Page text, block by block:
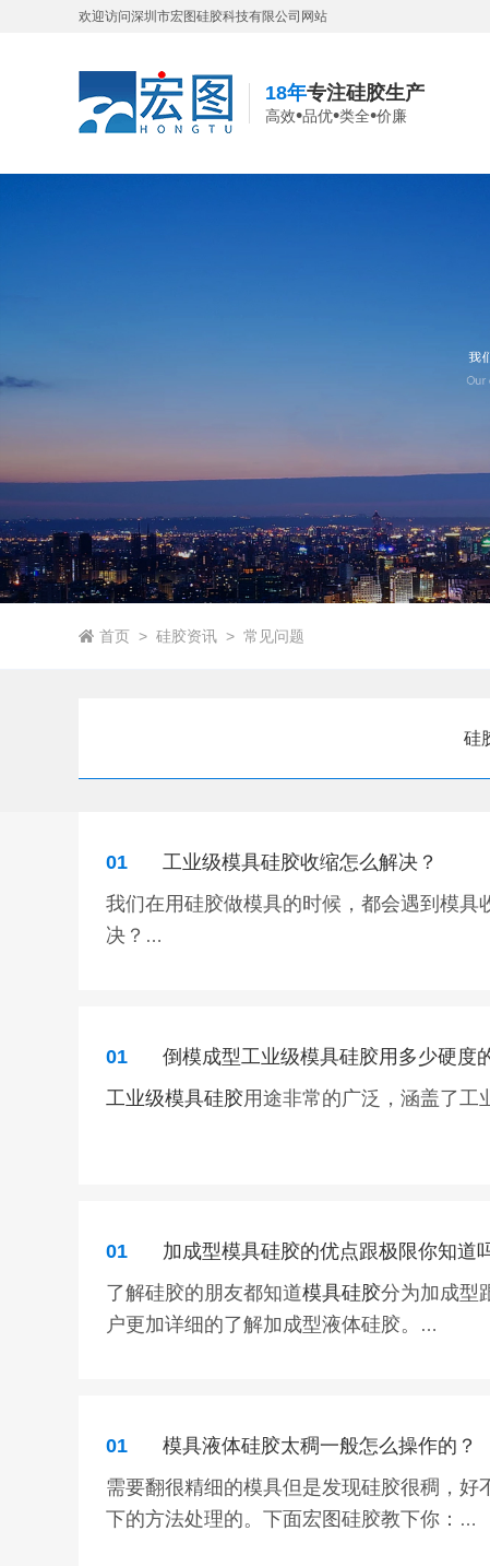
欢迎访问深圳市宏图硅胶科技有限公司网站
18年专注硅胶生产
高效•品优•类全•价廉
首页 > 硅胶资讯 > 常见问题
硅
01
工业级模具硅胶收缩怎么解决？
我们在用硅胶做模具的时候，都会遇到模
决？
2、模具储存方法不对，不能叠压模具。
3、产品尺寸越大，收缩越明显。
2、当模具不使用时灌石膏水保存，等要生
3、减少固化剂添加比例，例如：原来添加
4、做大件产品模具要加玻纤布，可以让模
5、模具必须在规定的时间最少6-8小时脱模
希望以上方法对你有用，购买我们宏图模具
01
倒模成型工业级模具硅胶用多少硬度
工业级模具硅胶用途非常的广泛，涵盖了工
过18度。
01
加成型模具硅胶的优点跟极限你知道
了解硅胶的朋友都知道模具硅胶分为加成型
户更加详细的了解加成型液体硅胶。
性，具有生理惰性，无毒无味，线收缩率低
硅胶极限：硅胶的硬度低于12A°的时候，
01
模具液体硅胶太稠一般怎么操作的？
需要翻很精细的模具但是发现硅胶很稠，
下的方法处理的。下面宏图硅胶教下你：